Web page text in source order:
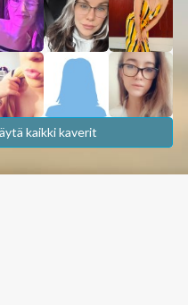
kaikki kaverit